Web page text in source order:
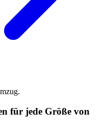
für jede Größe von